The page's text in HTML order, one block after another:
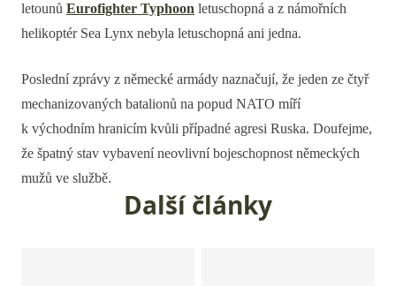
letounů Eurofighter Typhoon letuschopná a z námořních
helikoptér Sea Lynx nebyla letuschopná ani jedna.
Poslední zprávy z německé armády naznačují, že jeden ze čtyř
mechanizovaných batalionů na popud NATO míří
k východním hranicím kvůli případné agresi Ruska. Doufejme,
že špatný stav vybavení neovlivní bojeschopnost německých
mužů ve službě.
Další články